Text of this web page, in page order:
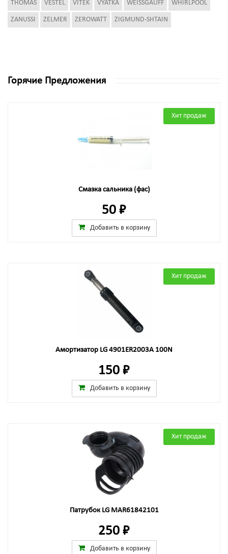
THOMAS VESTEL VITEK VYATKA WEISSGAUFF WHIRLPOOL
ZANUSSI ZELMER ZEROWATT ZIGMUND-SHTAIN
Горячие Предложения
Хит продаж
Смазка сальника (фас)
50 ₽
Добавить в корзину
Хит продаж
Амортизатор LG 4901ER2003A 100N
150 ₽
Добавить в корзину
Хит продаж
Патрубок LG MAR61842101
250 ₽
Добавить в корзину